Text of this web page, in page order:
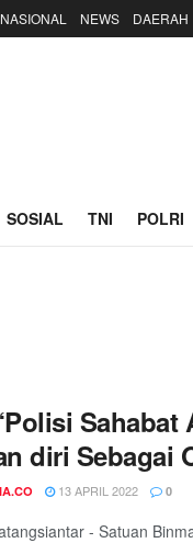
NASIONAL NEWS DAERAH
SOSIAL TNI POLRI
Sahabat
diri Sebagai
13 APRIL 2022 0
- Satuan